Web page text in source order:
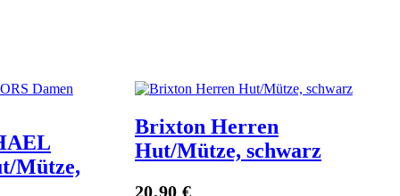
Mütze,
Brixton Herren
Hut/Mütze, schwarz
20,90€